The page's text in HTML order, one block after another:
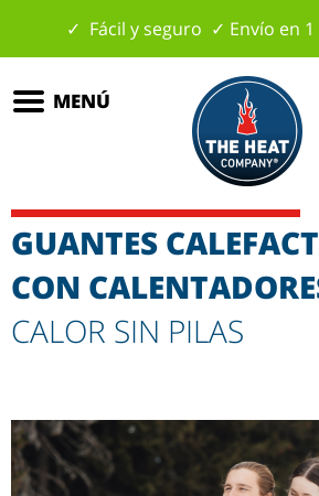
✓ Fácil y seguro ✓ Envío en
MENÚ
GUANTES
CON
CALOR SIN PILAS